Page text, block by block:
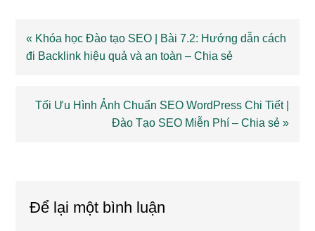
Previous
Post:
« Khóa học Đào tạo SEO | Bài 7.2: Hướng dẫn cách
đi Backlink hiệu quả và an toàn – Chia sẻ
Next
Tối Ưu Hình Ảnh Chuẩn SEO WordPress Chi Tiết |
Đào Tạo SEO Miễn Phí – Chia sẻ »
Để lại một bình luận